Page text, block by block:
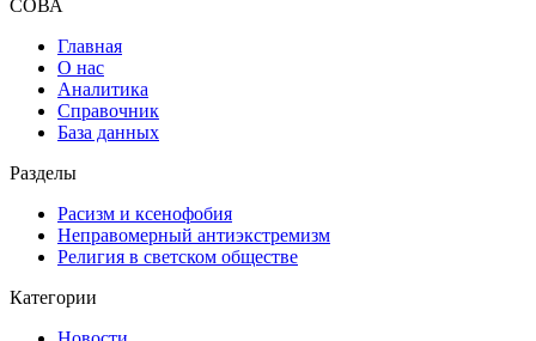
СОВА
Главная
О нас
Аналитика
Справочник
База данных
Разделы
Расизм и ксенофобия
Неправомерный антиэкстремизм
Религия в светском обществе
Категории